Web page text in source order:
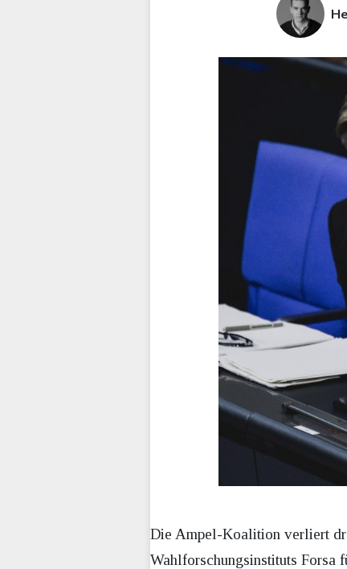
Die Ampel-Koalition verliert
Wahlforschungsinstituts Forsa